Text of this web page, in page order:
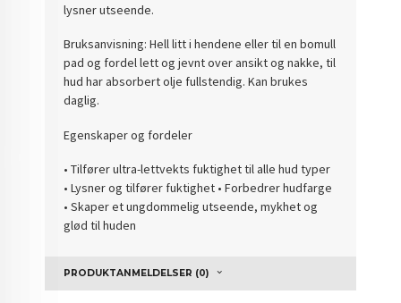
lysner utseende.
Bruksanvisning: Hell litt i hendene eller til en bomull
pad og fordel lett og jevnt over ansikt og nakke, til
hud har absorbert olje fullstendig. Kan brukes
daglig.
Egenskaper og fordeler
• Tilfører ultra-lettvekts fuktighet til alle hud typer
• Lysner og tilfører fuktighet • Forbedrer hudfarge
• Skaper et ungdommelig utseende, mykhet og
glød til huden
PRODUKTANMELDELSER (0)